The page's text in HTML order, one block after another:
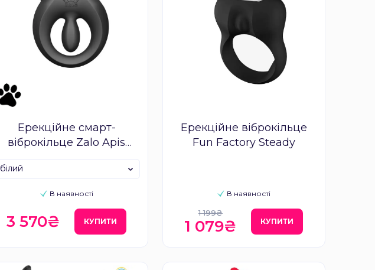
Ерекційне смарт-
віброкільце Zalo Apis
В наявності
білий
3 570₴ КУПИТИ
Ерекційне віброкільце
Fun Factory Steady
В наявності
1 079₴
1 199₴
КУПИТИ